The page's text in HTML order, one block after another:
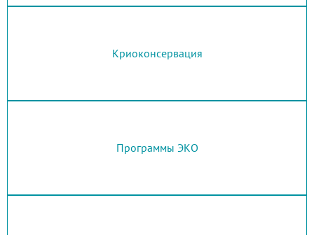
Криоконсервация
Программы ЭКО